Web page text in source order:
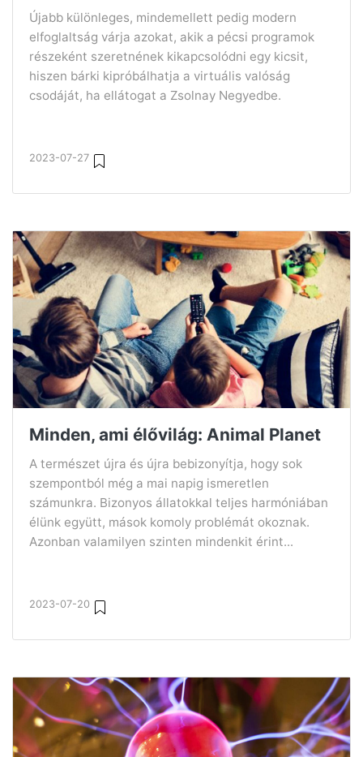
Újabb különleges, mindemellett pedig modern
elfoglaltság várja azokat, akik a pécsi programok
részeként szeretnének kikapcsolódni egy kicsit,
hiszen bárki kipróbálhatja a virtuális valóság
csodáját, ha ellátogat a Zsolnay Negyedbe.
2023-07-27
Minden, ami élővilág: Animal Planet
A természet újra és újra bebizonyítja, hogy sok
szempontból még a mai napig ismeretlen
számunkra. Bizonyos állatokkal teljes harmóniában
élünk együtt, mások komoly problémát okoznak.
Azonban valamilyen szinten mindenkit érint...
2023-07-20